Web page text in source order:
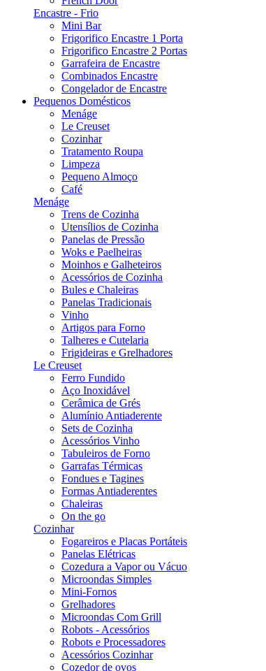
Encastre - Frio
Mini Bar
Frigorifico Encastre 1 Porta
Frigorifico Encastre 2 Portas
Garrafeira de Encastre
Combinados Encastre
Congelador de Encastre
Pequenos Domésticos
Menáge
Le Creuset
Cozinhar
Tratamento Roupa
Limpeza
Pequeno Almoço
Café
Menáge
Trens de Cozinha
Utensílios de Cozinha
Panelas de Pressão
Woks e Paelheiras
Moinhos e Galheteiros
Acessórios de Cozinha
Bules e Chaleiras
Panelas Tradicionais
Vinho
Artigos para Forno
Talheres e Cutelaria
Frigideiras e Grelhadores
Le Creuset
Ferro Fundido
Aço Inoxidável
Cerâmica de Grés
Alumínio Antiaderente
Sets de Cozinha
Acessórios Vinho
Tabuleiros de Forno
Garrafas Térmicas
Fondues e Tagines
Formas Antiaderentes
Chaleiras
On the go
Cozinhar
Fogareiros e Placas Portáteis
Panelas Elétricas
Cozedura a Vapor ou Vácuo
Microondas Simples
Mini-Fornos
Grelhadores
Microondas Com Grill
Robots - Acessórios
Robots e Processadores
Acessórios Cozinhar
Cozedor de ovos